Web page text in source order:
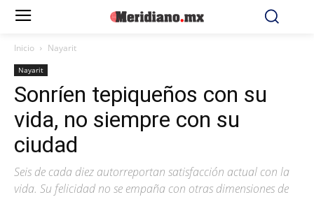
Inicio Nayarit
Nayarit
Sonríen tepiqueños con su
vida, no siempre con su
ciudad
Seis de cada diez autorreportan satisfacción actual con la
vida. Su felicidad no se empaña con otras dimensiones de